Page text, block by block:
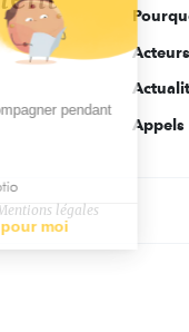
Appels
légales
pendant
OK pour moi
et de gérer vos